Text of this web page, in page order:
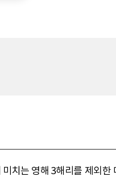
치는 영해 3해리를 제외